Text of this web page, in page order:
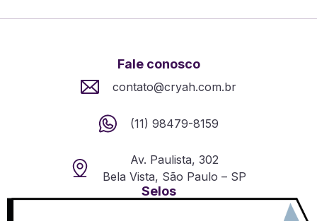
Fale conosco
contato@cryah.com.br
(11) 98479-8159
Av. Paulista, 302
Bela Vista, São Paulo – SP
Selos